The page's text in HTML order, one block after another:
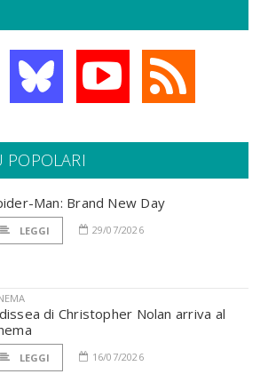
POPOLARI
Man: Brand New Day
LEGGI 29/07/2026
di Christopher Nolan arriva al
LEGGI 16/07/2026